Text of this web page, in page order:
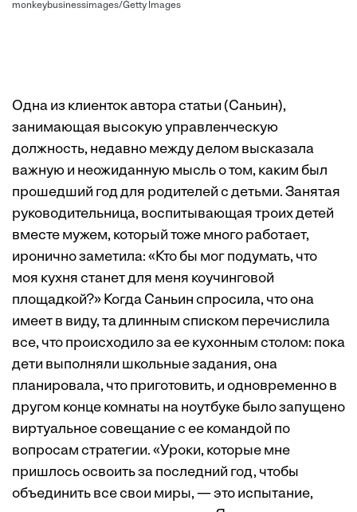
monkeybusinessimages/Getty Images
Одна из клиенток автора статьи (Саньин),
занимающая высокую управленческую
должность, недавно между делом высказала
важную и неожиданную мысль о том, каким был
прошедший год для родителей с детьми. Занятая
руководительница, воспитывающая троих детей
вместе мужем, который тоже много работает,
иронично заметила: «Кто бы мог подумать, что
моя кухня станет для меня коучинговой
площадкой?» Когда Саньин спросила, что она
имеет в виду, та длинным списком перечислила
все, что происходило за ее кухонным столом: пока
дети выполняли школьные задания, она
планировала, что приготовить, и одновременно в
другом конце комнаты на ноутбуке было запущено
виртуальное совещание с ее командой по
вопросам стратегии. «Уроки, которые мне
пришлось освоить за последний год, чтобы
объединить все свои миры, — это испытание,